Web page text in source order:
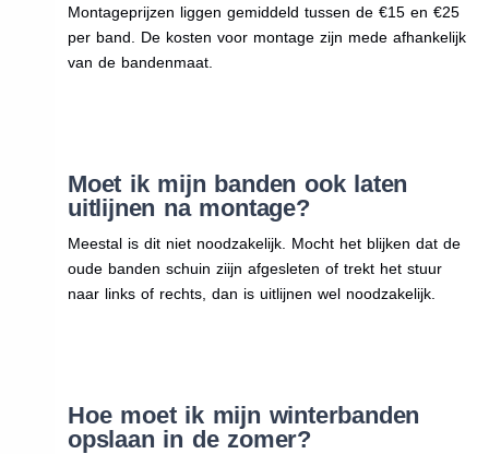
Montageprijzen liggen gemiddeld tussen de €15 en €25
per band. De kosten voor montage zijn mede afhankelijk
van de bandenmaat.
Moet ik mijn banden ook laten
uitlijnen na montage?
Meestal is dit niet noodzakelijk. Mocht het blijken dat de
oude banden schuin ziijn afgesleten of trekt het stuur
naar links of rechts, dan is uitlijnen wel noodzakelijk.
Hoe moet ik mijn winterbanden
opslaan in de zomer?